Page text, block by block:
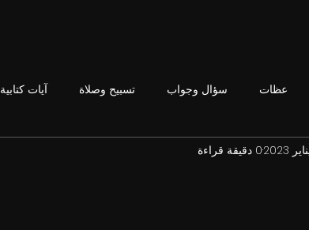
عظات سؤال وجواب تسبيح وصلاة آيات كتابية
0 دقيقة قراءة